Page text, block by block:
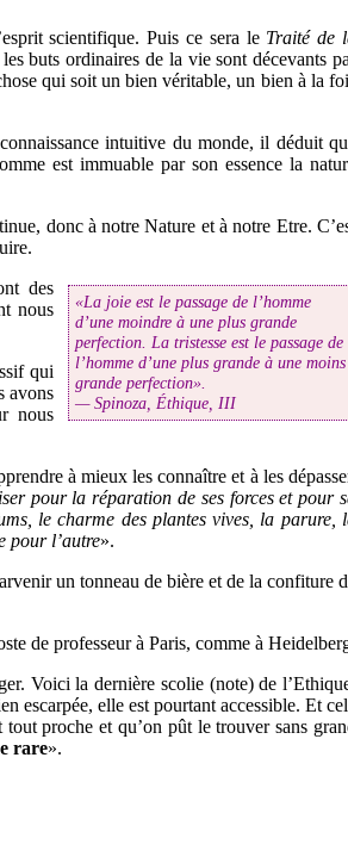
scientifique. Puis ce sera le Traité de
buts ordinaires de la vie sont décevants
qui soit un bien véritable, un bien à la
intuitive du monde, il déduit
est immuable par son essence la
donc à notre Nature et à notre Etre.
«La joie est le passage de l’homme
d’une moindre à une plus grande
perfection. La tristesse est le passage de
l’homme d’une plus grande à une moins
grande perfection».
— Spinoza, Éthique, III
des
nous
qui
avons
nous
à mieux les connaître et à les
pour la réparation de ses forces et pour
le charme des plantes vives, la parure,
pour l’autre».
un tonneau de bière et de la confiture
de professeur à Paris, comme à
Voici la dernière scolie (note) de
escarpée, elle est pourtant accessible. Et
proche et qu’on pût le trouver sans
rare».